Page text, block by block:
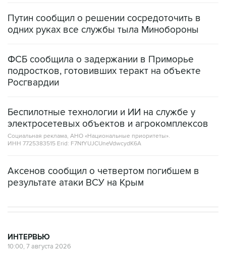
Путин сообщил о решении сосредоточить в
одних руках все службы тыла Минобороны
ФСБ сообщила о задержании в Приморье
подростков, готовивших теракт на объекте
Росгвардии
Беспилотные технологии и ИИ на службе у
электросетевых объектов и агрокомплексов
Социальная реклама, АНО «Национальные приоритеты».
ИНН 7725383515 Erid: F7NfYUJCUneVdwcydK6A
Аксенов сообщил о четвертом погибшем в
результате атаки ВСУ на Крым
ИНТЕРВЬЮ
10:00, 7 августа 2026